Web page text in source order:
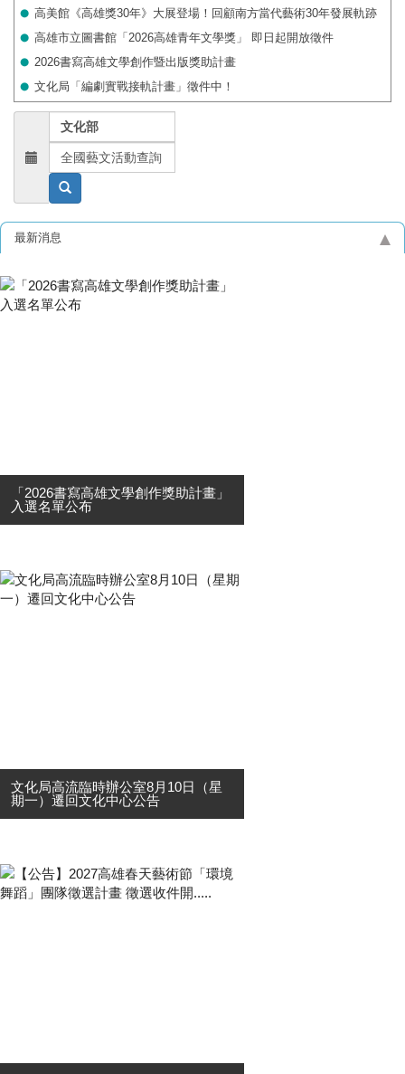
高美館《高雄獎30年》大展登場！回顧南方當代藝術30年發展軌跡
高雄市立圖書館「2026高雄青年文學獎」 即日起開放徵件
2026書寫高雄文學創作暨出版獎助計畫
文化局「編劇實戰接軌計畫」徵件中！
文化部
全國藝文活動查詢
最新消息
「2026書寫高雄文學創作獎助計畫」
入選名單公布
勵文學創作，培養扶植優秀及具發展
潛力之書寫人才，開創文學創作多元
性，特辦理「2026書寫高雄文學創作
文化局高流臨時辦公室8月10日（星
期一）遷回文化中心公告
前因應「高雄市文化中心至善廳棟耐
震結構補強工程」，於115年3月9日
起暫遷至高雄流行音樂中心臨時辦